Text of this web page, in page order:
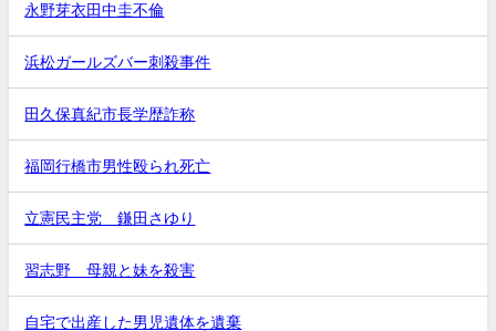
永野芽衣田中圭不倫
浜松ガールズバー刺殺事件
田久保真紀市長学歴詐称
福岡行橋市男性殴られ死亡
立憲民主党 鎌田さゆり
習志野 母親と妹を殺害
自宅で出産した男児遺体を遺棄